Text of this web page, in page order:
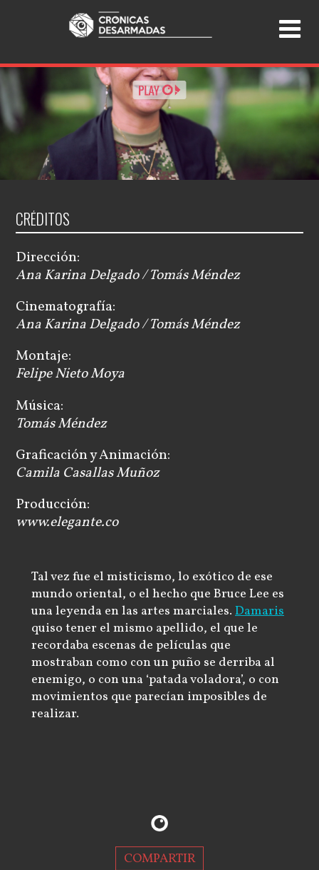
CRÉDITOS
Dirección:
Ana Karina Delgado / Tomás Méndez
Cinematografía:
Ana Karina Delgado / Tomás Méndez
Montaje:
Felipe Nieto Moya
Música:
Tomás Méndez
Graficación y Animación:
Camila Casallas Muñoz
Producción:
www.elegante.co
Tal vez fue el misticismo, lo exótico de ese
mundo oriental, o el hecho que Bruce Lee es
una leyenda en las artes marciales. Damaris
quiso tener el mismo apellido, el que le
recordaba escenas de películas que
mostraban como con un puño se derriba al
enemigo, o con una ‘patada voladora’, o con
movimientos que parecían imposibles de
realizar.
COMPARTIR